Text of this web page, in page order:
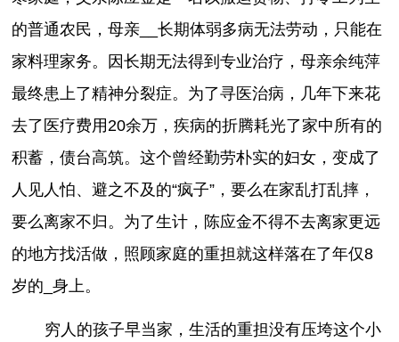
的普通农民，母亲__长期体弱多病无法劳动，只能在
家料理家务。因长期无法得到专业治疗，母亲余纯萍
最终患上了精神分裂症。为了寻医治病，几年下来花
去了医疗费用20余万，疾病的折腾耗光了家中所有的
积蓄，债台高筑。这个曾经勤劳朴实的妇女，变成了
人见人怕、避之不及的“疯子”，要么在家乱打乱摔，
要么离家不归。为了生计，陈应金不得不去离家更远
的地方找活做，照顾家庭的重担就这样落在了年仅8
岁的_身上。
穷人的孩子早当家，生活的重担没有压垮这个小